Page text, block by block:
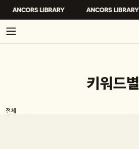
키워드별
전체